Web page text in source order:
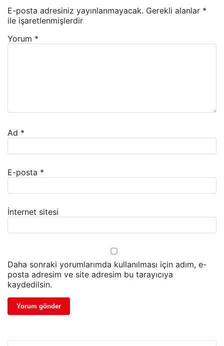
E-posta adresiniz yayınlanmayacak. Gerekli alanlar *
ile işaretlenmişlerdir
Yorum *
Ad *
E-posta *
İnternet sitesi
Daha sonraki yorumlarımda kullanılması için adım, e-
posta adresim ve site adresim bu tarayıcıya
kaydedilsin.